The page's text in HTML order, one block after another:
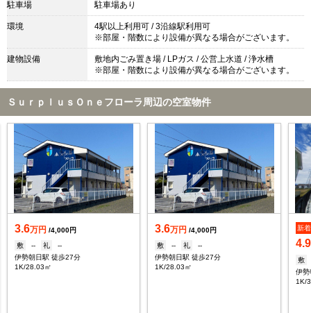
駐車場 駐車場あり
環境
4駅以上利用可 / 3沿線駅利用可
※部屋・階数により設備が異なる場合がございます。
建物設備
敷地内ごみ置き場 / LPガス / 公営上水道 / 浄水槽
※部屋・階数により設備が異なる場合がございます。
ＳｕｒｐｌｕｓＯｎｅフローラ周辺の空室物件
3.6万円 /4,000円
敷
-- 礼
--
伊勢朝日駅 徒歩27分
1K/28.03㎡
3.6万円 /4,000円
敷
-- 礼
--
伊勢朝日駅 徒歩27分
1K/28.03㎡
新着
4.9
敷
伊
1K/